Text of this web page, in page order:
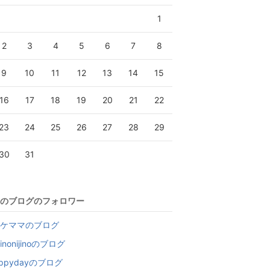
1
2 3 4 5 6 7 8
9 10 11 12 13 14 15
16 17 18 19 20 21 22
23 24 25 26 27 28 29
30 31
ブログのフォロワー
ママのブログ
のブログ
のブログ